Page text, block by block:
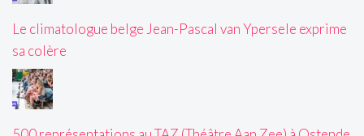
Le climatologue belge Jean-Pascal van Ypersele exprime
sa colère